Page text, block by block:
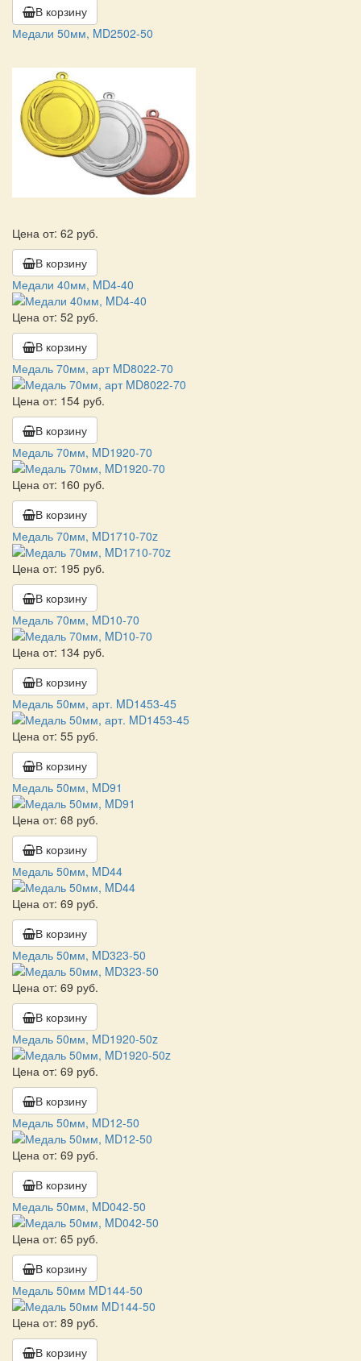
В корзину
Медали 50мм, MD2502-50
Цена от: 62 руб.
В корзину
Медали 40мм, MD4-40
Цена от: 52 руб.
В корзину
Медаль 70мм, арт MD8022-70
Цена от: 154 руб.
В корзину
Медаль 70мм, MD1920-70
Цена от: 160 руб.
В корзину
Медаль 70мм, MD1710-70z
Цена от: 195 руб.
В корзину
Медаль 70мм, MD10-70
Цена от: 134 руб.
В корзину
Медаль 50мм, арт. MD1453-45
Цена от: 55 руб.
В корзину
Медаль 50мм, MD91
Цена от: 68 руб.
В корзину
Медаль 50мм, MD44
Цена от: 69 руб.
В корзину
Медаль 50мм, MD323-50
Цена от: 69 руб.
В корзину
Медаль 50мм, MD1920-50z
Цена от: 69 руб.
В корзину
Медаль 50мм, MD12-50
Цена от: 69 руб.
В корзину
Медаль 50мм, MD042-50
Цена от: 65 руб.
В корзину
Медаль 50мм MD144-50
Цена от: 89 руб.
В корзину